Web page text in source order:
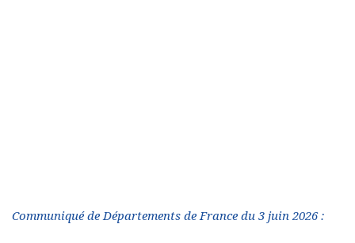
Communiqué de Départements de France du 3 juin 2026 :